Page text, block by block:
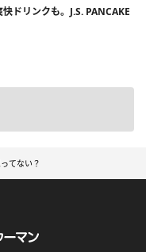
ドリンクも。J.S. PANCAKE
てない？